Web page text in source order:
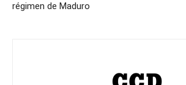
régimen de Maduro